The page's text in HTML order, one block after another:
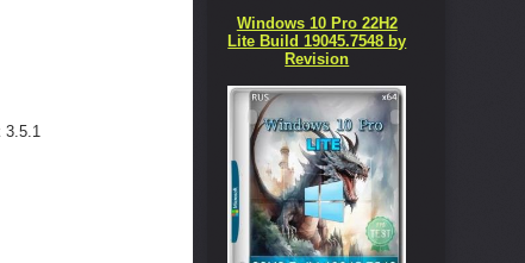
3.5.1
Windows 10 Pro 22H2
Lite Build 19045.7548 by
Revision